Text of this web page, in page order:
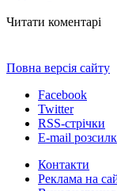
Читати коментарі
Повна версія сайту
Facebook
Twitter
RSS-стрічки
E-mail
Контакти
Реклама на